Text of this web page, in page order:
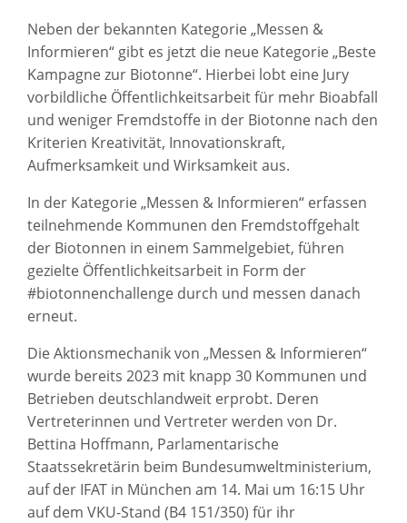
Neben der bekannten Kategorie „Messen &
Informieren“ gibt es jetzt die neue Kategorie „Beste
Kampagne zur Biotonne“. Hierbei lobt eine Jury
vorbildliche Öffentlichkeitsarbeit für mehr Bioabfall
und weniger Fremdstoffe in der Biotonne nach den
Kriterien Kreativität, Innovationskraft,
Aufmerksamkeit und Wirksamkeit aus.
In der Kategorie „Messen & Informieren“ erfassen
teilnehmende Kommunen den Fremdstoffgehalt
der Biotonnen in einem Sammelgebiet, führen
gezielte Öffentlichkeitsarbeit in Form der
#biotonnenchallenge durch und messen danach
erneut.
Die Aktionsmechanik von „Messen & Informieren“
wurde bereits 2023 mit knapp 30 Kommunen und
Betrieben deutschlandweit erprobt. Deren
Vertreterinnen und Vertreter werden von Dr.
Bettina Hoffmann, Parlamentarische
Staatssekretärin beim Bundesumweltministerium,
auf der IFAT in München am 14. Mai um 16:15 Uhr
auf dem VKU-Stand (B4 151/350) für ihr